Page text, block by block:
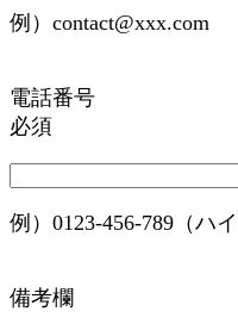
例）contact@xxx.com
電話番号
必須
例）0123-456-789（ハ
備考欄